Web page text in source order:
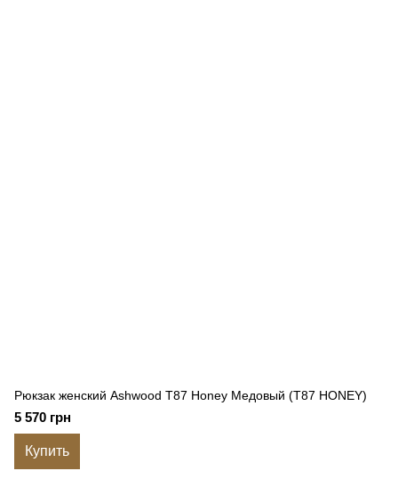
Рюкзак женский Ashwood T87 Honey Медовый (T87 HONEY)
5 570 грн
Купить